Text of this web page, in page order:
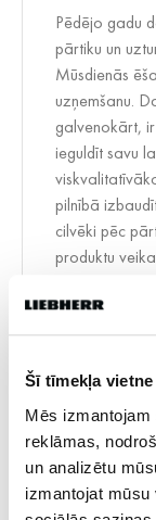
Šī tīmekļa
Mēs
reklāmas,
un analizētu
izmantojat
Pēdējo gadu
pārtiku un
Mūsdienās
uzņemšanu.
galvenokārt,
ieguldīt savu
pilnībā
cilvēki pēc
produktu
svaigākajiem
vērtību mājās.
produktu
piena un
ledusskapji
un augstas
un